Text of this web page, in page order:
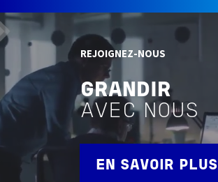
REJOIGNEZ-NOUS
GRANDIR
AVEC NOUS
EN SAVOIR PLUS